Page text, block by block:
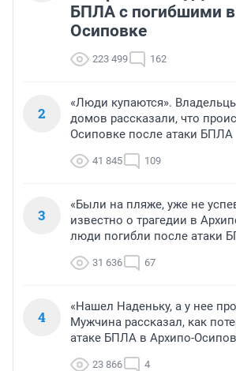
БПЛА с погибшими
Осиповке
223 499 162
2
«Люди купаются».
домов рассказали, что
Осиповке после атаки БПЛА
41 845 109
3
«Были на пляже, уже не
известно о трагедии в
люди погибли после атаки
31 636 67
4
«Нашел Наденьку, а у нее
Мужчина рассказал, как
атаке БПЛА в Архипо-
23 866 4